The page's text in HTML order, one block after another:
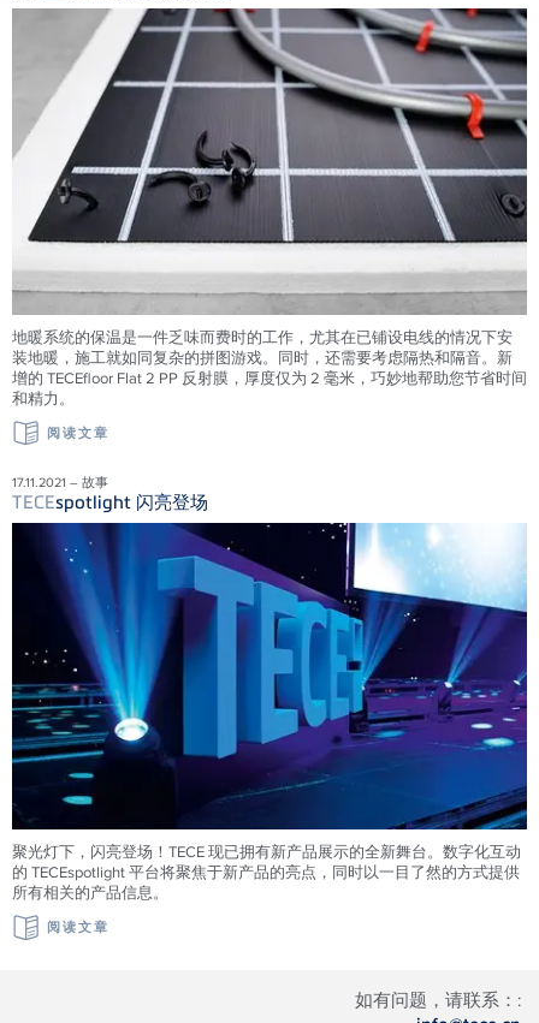
如有问题，请联系：:
地暖系统的保温是一件乏味而费时的工作，尤其在已铺设电线的情况下安
装地暖，施工就如同复杂的拼图游戏。同时，还需要考虑隔热和隔音。新
增的 TECEfloor Flat 2 PP 反射膜，厚度仅为 2 毫米，巧妙地帮助您节省时间
和精力。
阅读文章
17.11.2021 – 故事
TECEspotlight 闪亮登场
聚光灯下，闪亮登场！TECE 现已拥有新产品展示的全新舞台。数字化互动
的 TECEspotlight 平台将聚焦于新产品的亮点，同时以一目了然的方式提供
所有相关的产品信息。
阅读文章